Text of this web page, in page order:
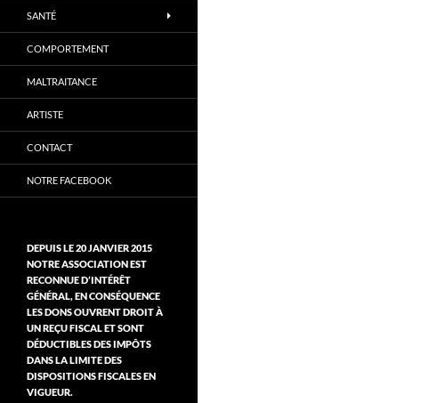
SANTÉ
COMPORTEMENT
MALTRAITANCE
ARTISTE
CONTACT
NOTRE FACEBOOK
DEPUIS LE 20 JANVIER 2015
NOTRE ASSOCIATION EST
RECONNUE D’INTÉRÊT
GÉNÉRAL, EN CONSÉQUENCE
LES DONS OUVRENT DROIT À
UN REÇU FISCAL ET SONT
DÉDUCTIBLES DES IMPÔTS
DANS LA LIMITE DES
DISPOSITIONS FISCALES EN
VIGUEUR.